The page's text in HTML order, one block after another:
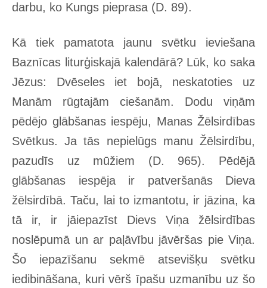
darbu, ko Kungs pieprasa (D. 89).
Kā tiek pamatota jaunu svētku ieviešana
Baznīcas liturģiskajā kalendārā? Lūk, ko saka
Jēzus: Dvēseles iet bojā, neskatoties uz
Manām rūgtajām ciešanām. Dodu viņām
pēdējo glābšanas iespēju, Manas Žēlsirdības
Svētkus. Ja tās nepielūgs manu Žēlsirdību,
pazudīs uz mūžiem (D. 965). Pēdējā
glābšanas iespēja ir patveršanās Dieva
žēlsirdībā. Taču, lai to izmantotu, ir jāzina, ka
tā ir, ir jāiepazīst Dievs Viņa žēlsirdības
noslēpumā un ar paļāvību jāvēršas pie Viņa.
Šo iepazīšanu sekmē atsevišķu svētku
iedibināšana, kuri vērš īpašu uzmanību uz šo